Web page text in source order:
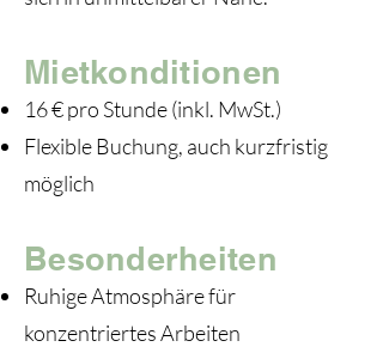
Mietkonditionen
16 € pro Stunde (inkl. MwSt.)
Flexible Buchung, auch kurzfristig
möglich
Besonderheiten
Ruhige Atmosphäre für
konzentriertes Arbeiten